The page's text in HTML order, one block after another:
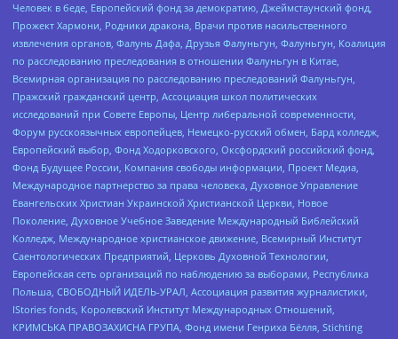
Человек в беде, Европейский фонд за демократию, Джеймстаунский фонд,
Прожект Хармони, Родники дракона, Врачи против насильственного
извлечения органов, Фалунь Дафа, Друзья Фалуньгун, Фалуньгун, Коалиция
по расследованию преследования в отношении Фалуньгун в Китае,
Всемирная организация по расследованию преследований Фалуньгун,
Пражский гражданский центр, Ассоциация школ политических
исследований при Совете Европы, Центр либеральной современности,
Форум русскоязычных европейцев, Немецко-русский обмен, Бард колледж,
Европейский выбор, Фонд Ходорковского, Оксфордский российский фонд,
Фонд Будущее России, Компания свободы информации, Проект Медиа,
Международное партнерство за права человека, Духовное Управление
Евангельских Христиан Украинской Христианской Церкви, Новое
Поколение, Духовное Учебное Заведение Международный Библейский
Колледж, Международное христианское движение, Всемирный Институт
Саентологических Предприятий, Церковь Духовной Технологии,
Европейская сеть организаций по наблюдению за выборами, Республика
Польша, СВОБОДНЫЙ ИДЕЛЬ-УРАЛ, Ассоциация развития журналистики,
IStories fonds, Королевский Институт Международных Отношений,
КРИМСЬКА ПРАВОЗАХИСНА ГРУПА, Фонд имени Генриха Бёлля, Stichting